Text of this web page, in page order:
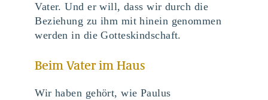
Vater. Und er will, dass wir durch die
Beziehung zu ihm mit hinein genommen
werden in die Gotteskindschaft.
Beim Vater im Haus
Wir haben gehört, wie Paulus